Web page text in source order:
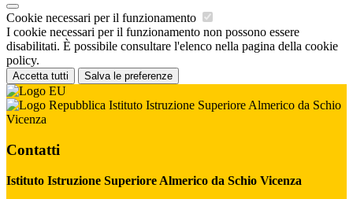
Cookie necessari per il funzionamento
I cookie necessari per il funzionamento non possono essere
disabilitati. È possibile consultare l'elenco nella pagina della cookie
policy.
Accetta tutti Salva le preferenze
Istituto Istruzione Superiore Almerico da Schio
Vicenza
Contatti
Istituto Istruzione Superiore Almerico da Schio Vicenza